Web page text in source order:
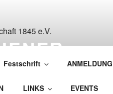
Festschrift
LINKS EVENTS